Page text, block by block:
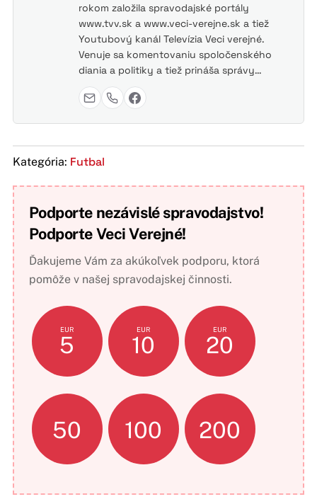
rokom založila spravodajské portály
www.tvv.sk a www.veci-verejne.sk a tiež
Youtubový kanál Televízia Veci verejné.
Venuje sa komentovaniu spoločenského
diania a politiky a tiež prináša správy…
Kategória: Futbal
Podporte nezávislé spravodajstvo!
Podporte Veci Verejné!
Ďakujeme Vám za akúkoľvek podporu, ktorá
pomôže v našej spravodajskej činnosti.
EUR
5
EUR
10
EUR
20
50 100 200